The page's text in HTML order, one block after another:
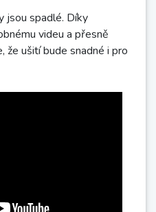
jsou spadlé. Díky
videu a přesně
že ušití bude snadné i pro